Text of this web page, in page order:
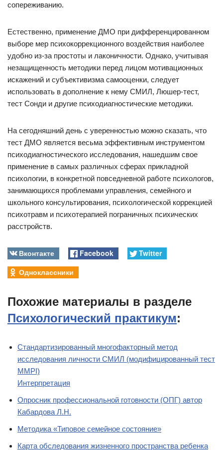
сопереживанию.
Естественно, применение ДМО при дифференцированном
выборе мер психокоррекционного воздействия наиболее
удобно из-за простоты и лаконичности. Однако, учитывая
незащищенность методики перед лицом мотивационных
искажений и субъективизма самооценки, следует
использовать в дополнение к нему СМИЛ, Люшер-тест,
тест Сонди и другие психодиагностические методики.
На сегодняшний день с уверенностью можно сказать, что
тест ДМО является весьма эффективным инструментом
психодиагностического исследования, нашедшим свое
применение в самых различных сферах прикладной
психологии, в конкретной повседневной работе психологов,
занимающихся проблемами управления, семейного и
школьного консультирования, психологической коррекцией
психотравм и психотерапией пограничных психических
расстройств.
Вконтакте Facebook
Twitter
Одноклассники
Похожие материалы в разделе
Психологический практикум:
Стандартизированный многофакторный метод
исследования личности СМИЛ (модифицированный тест
MMPI)
Интерпретация
Опросник профессиональной готовности (ОПГ) автор
Кабардова Л.Н.
Методика «Типовое семейное состояние»
Карта обследования жизненного пространства ребенка